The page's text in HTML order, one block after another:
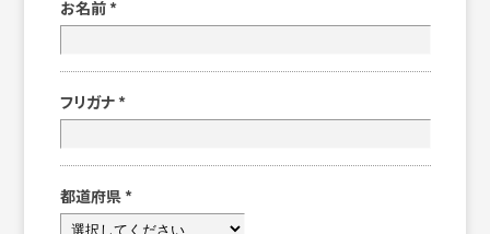
お名前 *
フリガナ *
都道府県 *